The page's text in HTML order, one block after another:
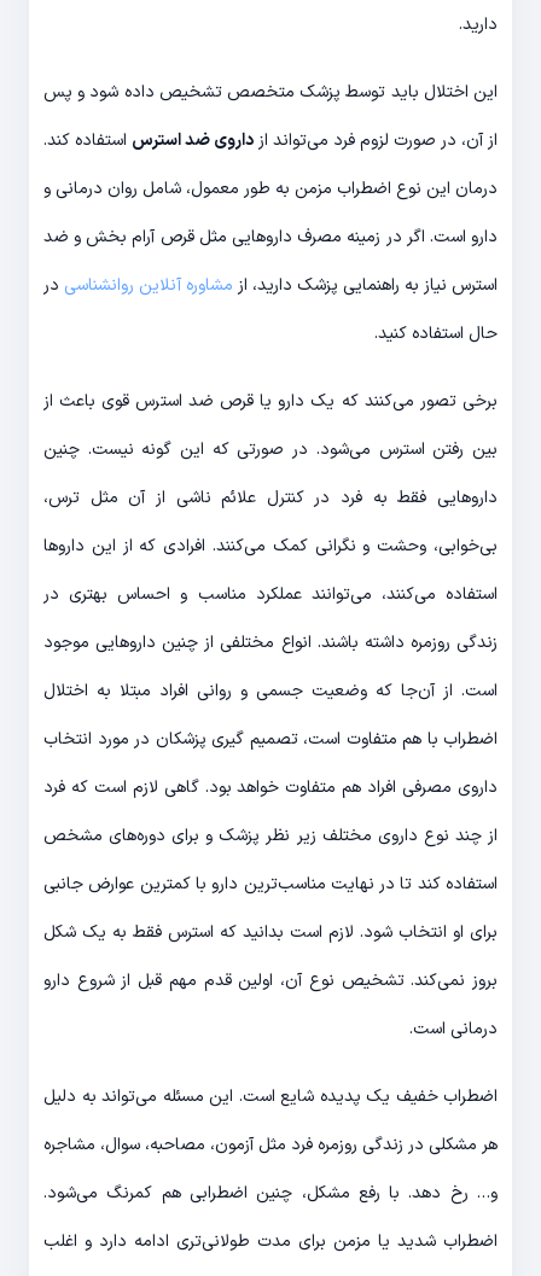
دارید.
این اختلال باید توسط پزشک متخصص تشخیص داده شود و پس
از آن، در صورت لزوم فرد می‌تواند از داروی ضد استرس استفاده کند.
درمان این نوع اضطراب مزمن به طور معمول، شامل روان درمانی و
دارو است. اگر در زمینه مصرف داروهایی مثل قرص آرام بخش و ضد
استرس نیاز به راهنمایی پزشک دارید، از مشاوره آنلاین روانشناسی در
حال استفاده کنید.
برخی تصور می‌کنند که یک دارو یا قرص ضد استرس قوی باعث از
بین رفتن استرس می‌شود. در صورتی که این گونه نیست. چنین
داروهایی فقط به فرد در کنترل علائم ناشی از آن مثل ترس،
بی‌خوابی، وحشت و نگرانی کمک می‌کنند. افرادی که از این داروها
استفاده می‌کنند، می‌توانند عملکرد مناسب و احساس بهتری در
زندگی روزمره داشته باشند. انواع مختلفی از چنین داروهایی موجود
است. از آن‌جا که وضعیت جسمی و روانی افراد مبتلا به اختلال
اضطراب با هم متفاوت است، تصمیم‌ گیری پزشکان در مورد انتخاب
داروی مصرفی افراد هم متفاوت خواهد بود. گاهی لازم است که فرد
از چند نوع داروی مختلف زیر نظر پزشک و برای دوره‌های مشخص
استفاده کند تا در نهایت مناسب‌ترین دارو با کمترین عوارض جانبی
برای او انتخاب شود. لازم است بدانید که استرس فقط به یک شکل
بروز نمی‌کند. تشخیص نوع آن، اولین قدم مهم قبل از شروع دارو
درمانی است.
اضطراب خفیف یک پدیده شایع است. این مسئله می‌تواند به دلیل
هر مشکلی در زندگی روزمره فرد مثل آزمون، مصاحبه، سوال، مشاجره
و… رخ دهد. با رفع مشکل، چنین اضطرابی هم کمرنگ می‌شود.
اضطراب شدید یا مزمن برای مدت طولانی‌تری ادامه دارد و اغلب